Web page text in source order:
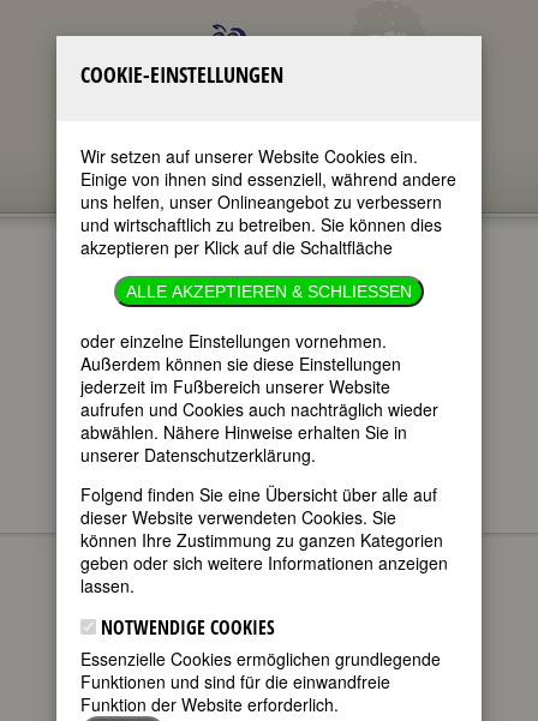
SUZANNE
FARRELL
im ganzen Text
nur in Titeln
BIOGRAPHIEN Suzanne Farrell
geboren am
16. August
1945 in
Ohio
US-
COOKIE-EINSTELLUNGEN
Wir setzen auf unserer Website Cookies ein.
Einige von ihnen sind essenziell, während andere
uns helfen, unser Onlineangebot zu verbessern
und wirtschaftlich zu betreiben. Sie können dies
akzeptieren per Klick auf die Schaltfläche
ALLE AKZEPTIEREN & SCHLIESSEN
oder einzelne Einstellungen vornehmen.
Außerdem können sie diese Einstellungen
jederzeit im Fußbereich unserer Website
aufrufen und Cookies auch nachträglich wieder
abwählen. Nähere Hinweise erhalten Sie in
unserer Datenschutzerklärung.
Folgend finden Sie eine Übersicht über alle auf
dieser Website verwendeten Cookies. Sie
können Ihre Zustimmung zu ganzen Kategorien
geben oder sich weitere Informationen anzeigen
lassen.
NOTWENDIGE COOKIES
Essenzielle Cookies ermöglichen grundlegende
Funktionen und sind für die einwandfreie
Funktion der Website erforderlich.